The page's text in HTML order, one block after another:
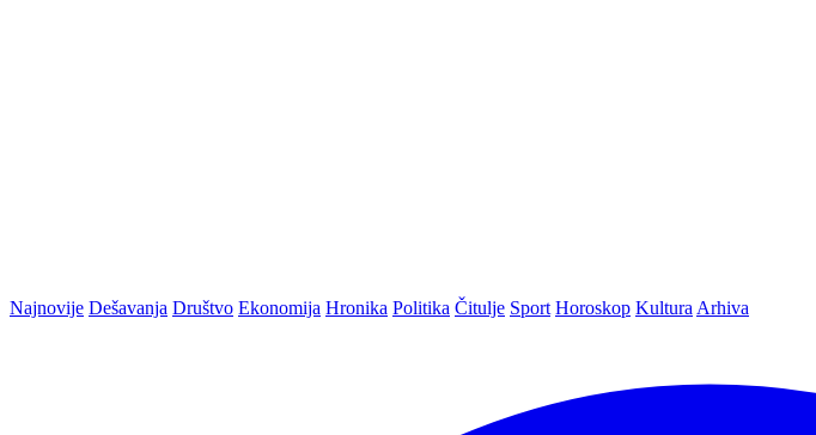
Najnovije Dešavanja Društvo Ekonomija Hronika Politika Čitulje Sport Horoskop Kultura Arhiva